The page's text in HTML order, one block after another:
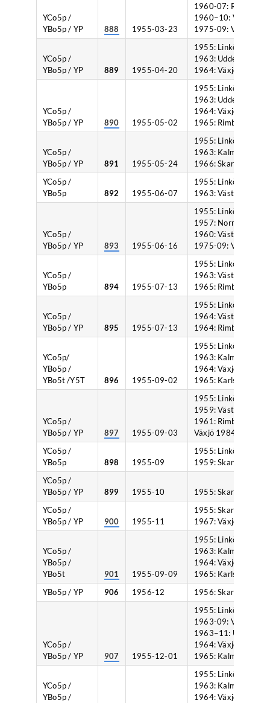
YCo5p /
YBo5p / YP
888 1955-03-23
1960-07: Rimbo,
1960−10: Västervik,
1975-09: Växjö.
YCo5p /
YBo5p / YP
889 1955-04-20
1955: Linköping,
1963: Uddevalla,
1964: Växjö.
YCo5p /
YBo5p / YP
890 1955-05-02
1955: Linköping,
1963: Uddevalla,
1964: Växjö,
1965: Rimbo.
YCo5p /
YBo5p / YP
891 1955-05-24
1955: Linköping,
1963: Kalmar,
1966: Skara.
YCo5p /
YBo5p
892 1955-06-07
1955: Linköping,
1963: Västervik.
YCo5p /
YBo5p / YP
893 1955-06-16
1955: Linköping,
1957: Norrköping,
1960: Västervik,
1975-09: Växjö.
YCo5p /
YBo5p
894 1955-07-13
1955: Linköping,
1963: Västervik,
1965: Rimbo.
YCo5p /
YBo5p / YP
895 1955-07-13
1955: Linköping,
1964: Västervik,
1964: Rimbo.
YCo5p/
YBo5p /
YBo5t /Y5T
896 1955-09-02
1955: Linköping,
1963: Kalmar,
1964: Växjö,
1965: Karlshamn.
YCo5p /
YBo5p / YP
897 1955-09-03
1955: Linköping,
1959: Västervik,
1961: Rimbo,
Växjö 1984.
YCo5p /
YBo5p
898 1955-09
1955: Linköping,
1959: Skara.
YCo5p /
YBo5p / YP
899 1955-10
1955: Skara.
YCo5p /
YBo5p / YP
900 1955-11
1955: Skara,
1967: Växjö.
YCo5p /
YBo5p /
YBo5t
901 1955-09-09
1955: Linköping,
1963: Kalmar,
1964: Växjö,
1965: Karlshamn.
YBo5p / YP
906 1956-12 1956: Skara.
YCo5p /
YBo5p / YP
907 1955-12-01
1955: Linköping,
1963-09: Västervik,
1963−11: Uddevalla,
1964: Växjö,
1965: Kalmar.
YCo5p /
YBo5p /
1955: Linköping,
1963: Kalmar,
1964: Växjö,